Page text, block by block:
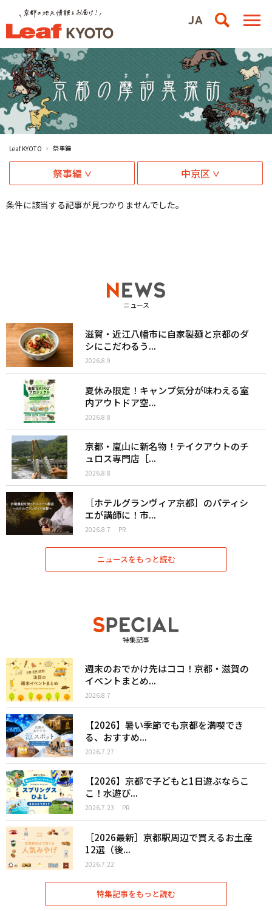
Leaf KYOTO 祭事編
祭事編 中京区
条件に該当する記事が見つかりませんでした。
ニュース
滋賀・近江八幡市に自家製麺と京都のダ
シにこだわるう...
2026.8.9
夏休み限定！キャンプ気分が味わえる室
内アウトドア空...
2026.8.8
京都・嵐山に新名物！テイクアウトのチ
ュロス専門店［...
2026.8.8
［ホテルグランヴィア京都］のパティシ
エが講師に！市...
2026.8.7 PR
ニュースをもっと読む
特集記事
週末のおでかけ先はココ！京都・滋賀の
イベントまとめ...
2026.8.7
【2026】暑い季節でも京都を満喫でき
る、おすすめ...
2026.7.27
【2026】京都で子どもと1日遊ぶならこ
こ！水遊び...
2026.7.23 PR
［2026最新］京都駅周辺で買えるお土産
12選（後...
2026.7.22
特集記事をもっと読む